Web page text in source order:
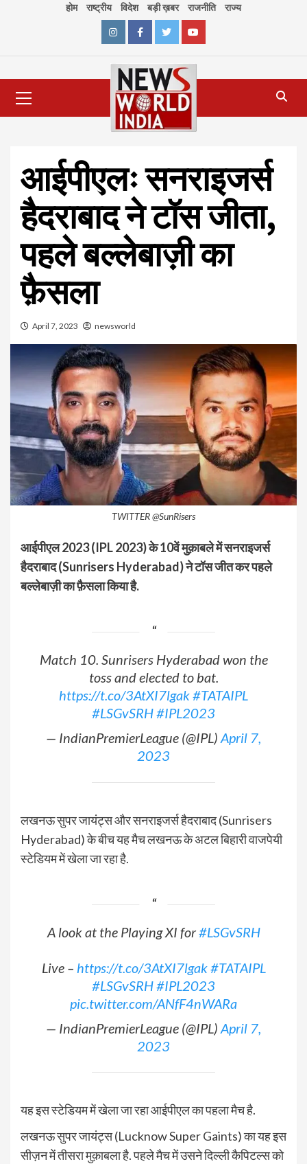
होम राष्ट्रीय विदेश बड़ी ख़बर राजनीति राज्य
InstagramFacebookTwitterYoutube
Menu
आईपीएलः सनराइजर्स
हैदराबाद ने टॉस जीता,
पहले बल्लेबाज़ी का
फ़ैसला
April 7, 2023 newsworld
TWITTER @SunRisers
आईपीएल 2023 (IPL 2023) के 10वें मुक़ाबले में सनराइजर्स
हैदराबाद (Sunrisers Hyderabad) ने टॉस जीत कर पहले
बल्लेबाज़ी का फ़ैसला किया है.
Match 10. Sunrisers Hyderabad won the
toss and elected to bat.
https://t.co/3AtXI7lgak#TATAIPL
#LSGvSRH#IPL2023
— IndianPremierLeague (@IPL) April 7,
2023
लखनऊ सुपर जायंट्स और सनराइजर्स हैदराबाद (Sunrisers
Hyderabad) के बीच यह मैच लखनऊ के अटल बिहारी वाजपेयी
स्टेडियम में खेला जा रहा है.
A look at the Playing XI for#LSGvSRH
Live – https://t.co/3AtXI7lgak#TATAIPL
#LSGvSRH#IPL2023
pic.twitter.com/ANfF4nWARa
— IndianPremierLeague (@IPL) April 7,
2023
यह इस स्टेडियम में खेला जा रहा आईपीएल का पहला मैच है.
लखनऊ सुपर जायंट्स (Lucknow Super Gaints) का यह इस
सीज़न में तीसरा मुक़ाबला है. पहले मैच में उसने दिल्ली कैपिटल्स को